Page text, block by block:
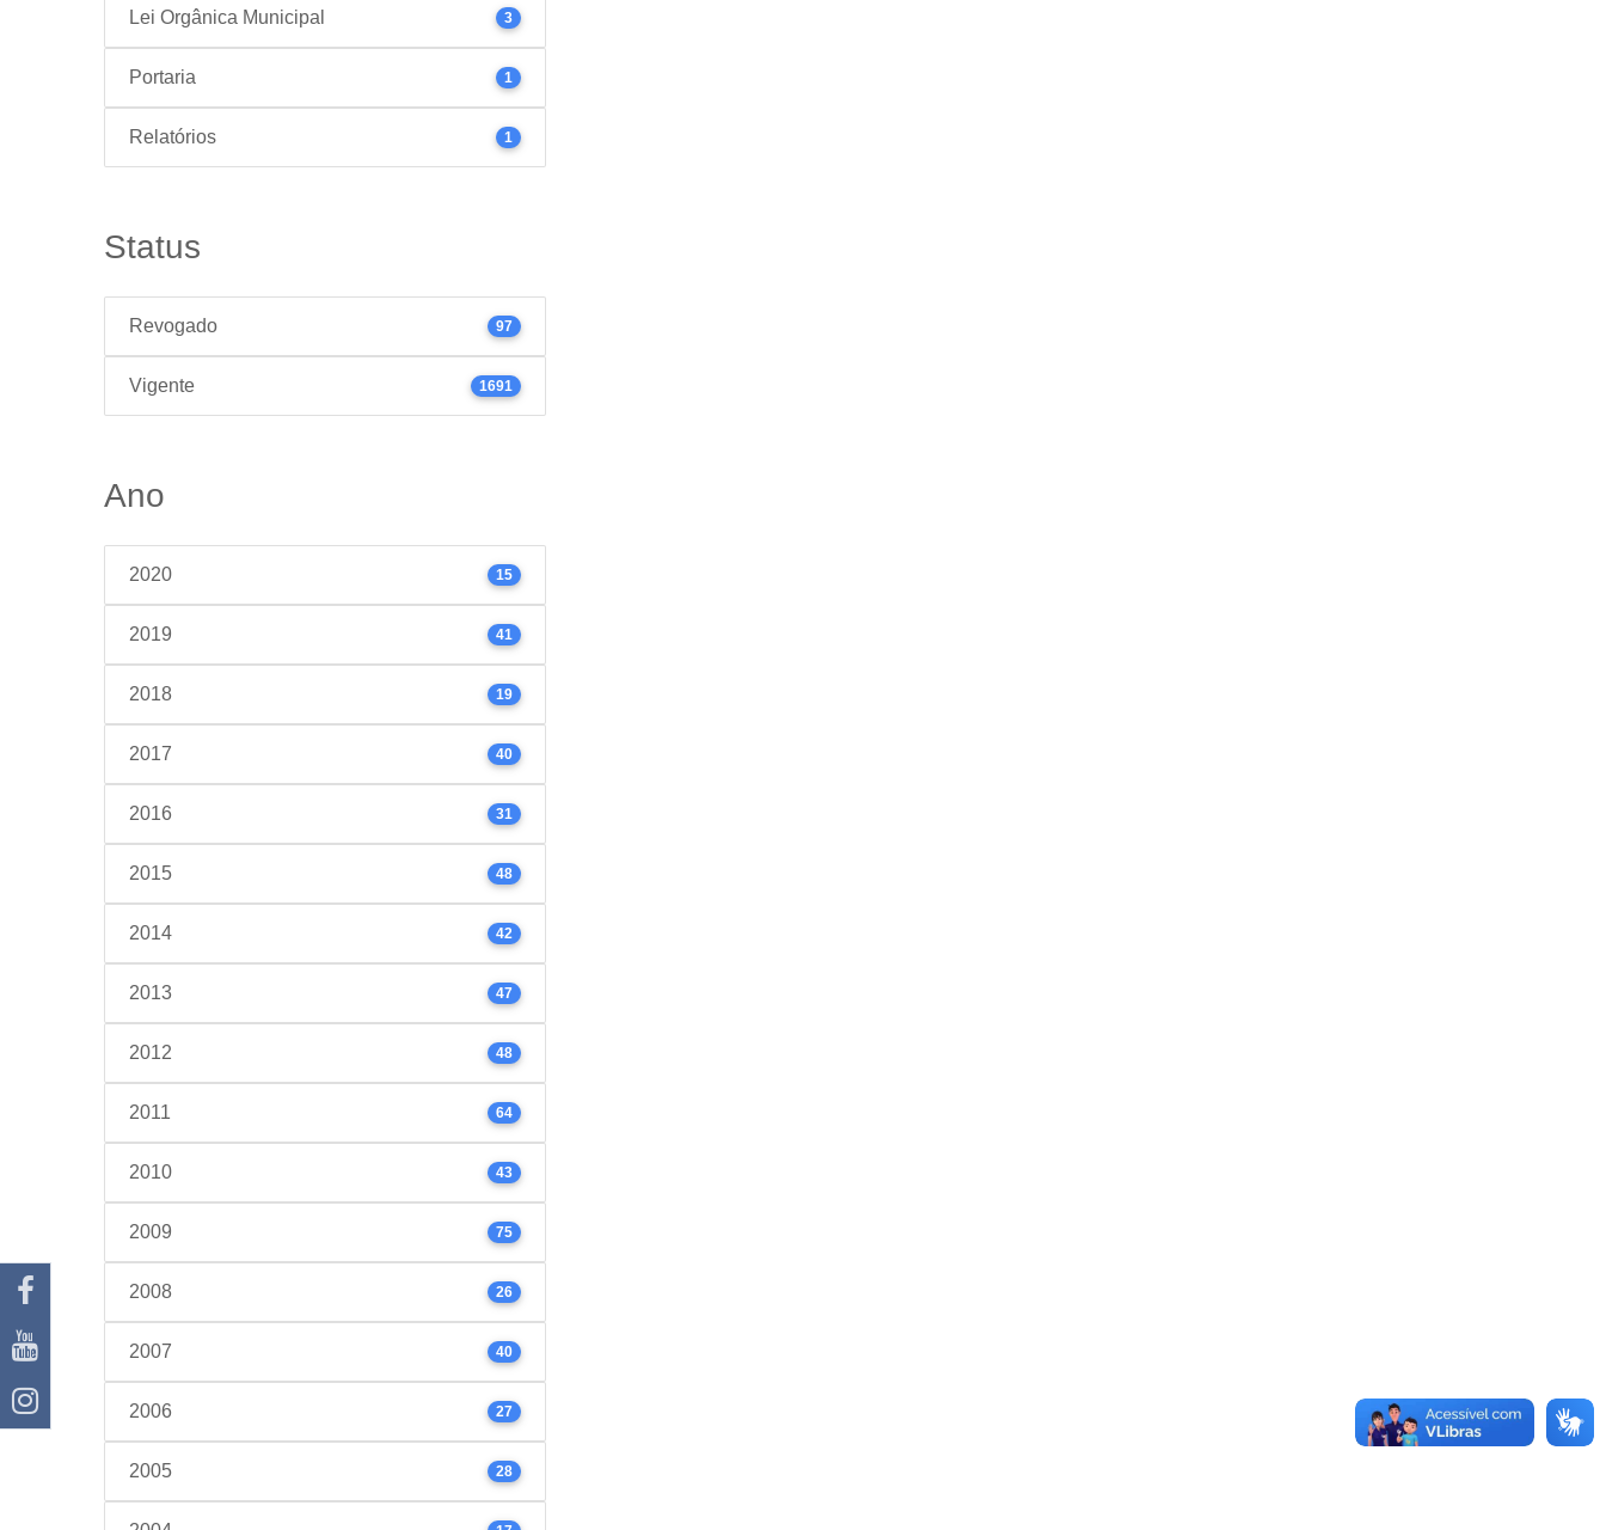
Lei Orgânica Municipal 3
Portaria 1
Relatórios 1
Status
Revogado 97
Vigente 1691
Ano
2020 15
2019 41
2018 19
2017 40
2016 31
2015 48
2014 42
2013 47
2012 48
2011 64
2010 43
2009 75
2008 26
2007 40
2006 27
2005 28